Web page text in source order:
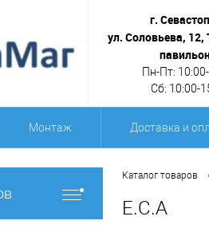
г.
ул. Соловьева,
Пн-Пт:
Сб: 10:00-
Монтаж Доставка и
Каталог товаров
E.C.A